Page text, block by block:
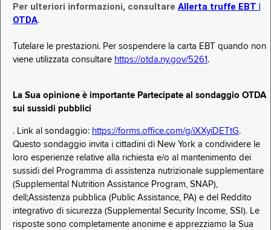
Per ulteriori informazioni, consultare Allerta truffe EBT |
OTDA.
Tutelare le prestazioni. Per sospendere la carta EBT quando non
viene utilizzata consultare https://otda.ny.gov/5261 .
La Sua opinione è importante Partecipate al sondaggio OTDA
sui sussidi pubblici
. Link al sondaggio: https://forms.office.com/g/iXXyiDETtG.
Questo sondaggio invita i cittadini di New York a condividere le
loro esperienze relative alla richiesta e/o al mantenimento dei
sussidi del Programma di assistenza nutrizionale supplementare
(Supplemental Nutrition Assistance Program, SNAP),
dell;Assistenza pubblica (Public Assistance, PA) e del Reddito
integrativo di sicurezza (Supplemental Security Income, SSI). Le
risposte sono completamente anonime e apprezziamo la Sua